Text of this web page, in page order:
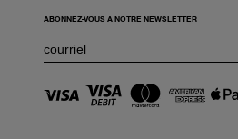
ABONNEZ-VOUS À NOTRE NEWSLETTER